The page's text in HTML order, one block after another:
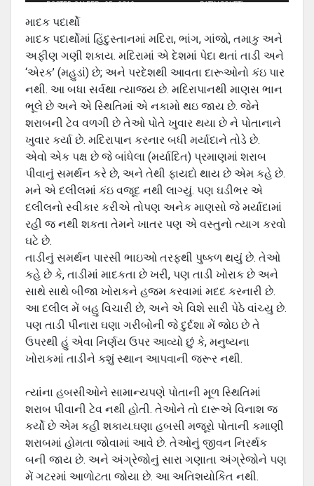
POSTED ON FEB - 25 - 2012
RATINGS YET)
માદક પદાર્થો
માદક પદાર્થોમાં હિંદુસ્‍તાનમાં મદિરા, ભાંગ, ગાંજો, તમાકુ અને
અફીણ ગણી શકાય. મદિરામાં એ દેશમાં પેદા થતાં તાડી અને
‘એરક’ (મહુડાં) છે; અને પરદેશથી આવતા દારૂઓનો કંઇ પાર
નથી. આ બધા સર્વથા ત્‍યાજય છે. મદિરાપાનથી માણસ ભાન
ભૂલે છે અને એ સ્થિતિમાં એ નકામો થઇ જાય છે. જેને
શરાબની ટેવ વળગી છે તેઓ પોતે ખુવાર થયા છે ને પોતાનાને
ખુવાર કર્યા છે. મદિરાપાન કરનાર બધી મર્યાદાને તોડે છે.
એવો એક પક્ષ છે જે બાંધેલા (મર્યાદિત) પ્રમાણમાં શરાબ
પીવાનું સમર્થન કરે છે, અને તેથી ફાયદો થાય છે એમ કહે છે.
મને એ દલીલમાં કંઇ વજૂદ નથી લાગ્‍યું. પણ ઘડીભર એ
દલીલનો સ્‍વીકાર કરીએ તોપણ અનેક માણસો જે મર્યાદામાં
રહી જ નથી શકતા તેમને ખાતર પણ એ વસ્‍તુનો ત્‍યાગ કરવો
ઘટે છે.
તાડીનું સમર્થન પારસી ભાઇઓ તરફથી પુષ્‍કળ થયું છે. તેઓ
કહે છે કે, તાડીમાં માદકતા છે ખરી, પણ તાડી ખોરાક છે અને
સાથે સાથે બીજા ખોરાકને હજમ કરવામાં મદદ કરનારી છે.
આ દલીલ મેં બહુ વિચારી છે, અને એ વિશે સારી પેઠે વાંચ્‍યુ છે.
પણ તાડી પીનારા ઘણા ગરીબોની જે દુર્દશા મેં જોઇ છે તે
ઉપરથી હું એવા નિર્ણય ઉપર આવ્‍યો છું કે, મનુષ્‍યના
ખોરાકમાં તાડીને કશું સ્‍થાન આપવાની જરૂર નથી.
ત્‍યાંના હબસીઓને સામાન્‍યપણે પોતાની મૂળ સ્થિતિમાં
શરાબ પીવાની ટેવ નથી હોતી. તેઓને તો દારૂએ વિનાશ જ
કર્યો છે એમ કહી શકાય.ઘણા હબસી મજૂરો પોતાની કમાણી
શરાબમાં હોમતા જોવામાં આવે છે. તેઓનું જીવન નિરર્થક
બની જાય છે. અને અંગ્રેજોનું સારા ગણાતા અંગ્રેજોને પણ
મેં ગટરમાં આળોટતા જોયા છે. આ અતિશયોકિત નથી.